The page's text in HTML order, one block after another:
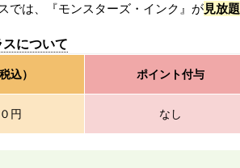
では、『モンスターズ・インク』が見放題
について
込） ポイント付与
円 なし